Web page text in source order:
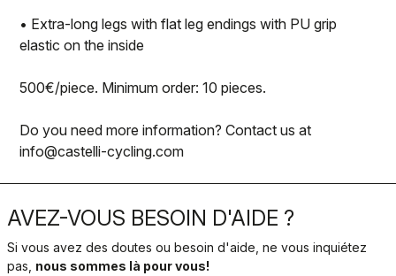
• Extra-long legs with flat leg endings with PU grip
elastic on the inside
500€/piece. Minimum order: 10 pieces.
Do you need more information? Contact us at
info@castelli-cycling.com
AVEZ-VOUS BESOIN D'AIDE ?
Si vous avez des doutes ou besoin d'aide, ne vous inquiétez
pas, nous sommes là pour vous!